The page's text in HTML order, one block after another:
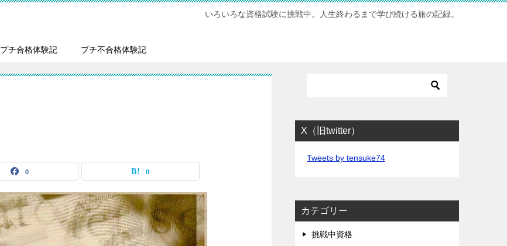
いろいろな資格試験に挑戦中。人生終わるまで学び続ける旅の記録。
プチ合格体験記 プチ不合格体験記
0 0
X（旧twitter）
Tweets by tensuke74
カテゴリー
挑戦中資格